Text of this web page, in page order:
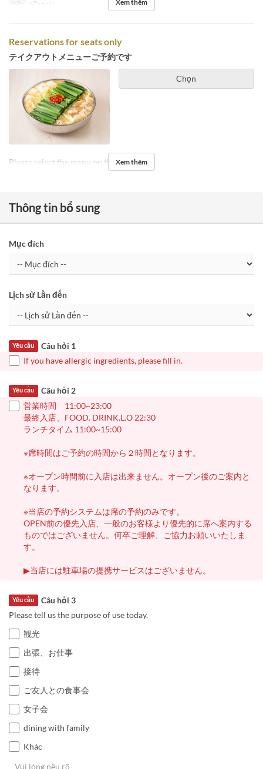
Bữa Bữa trưa Xem thêm
Reservations for seats only
テイクアウトメニューご予約です
Chọn
Please select the menu on the day.Xem thêm
Thông tin bổ sung
Mục đích
Lịch sử Lần đến
Câu hỏi 1
Yêu cầu
If you have allergic ingredients, please fill in.
Câu hỏi 2
Yêu cầu
営業時間 11:00~23:00
最終入店、FOOD. DRINK.L.O 22:30
ランチタイム 11:00~15:00
※席時間はご予約の時間から２時間となります。
※オープン時間前に入店は出来ません。オープン後のご案内と
なります。
※当店の予約システムは席の予約のみです。
OPEN前の優先入店、一般のお客様より優先的に席へ案内する
ものではございません。何卒ご理解、ご協力お願いいたしま
す。
▶当店には駐車場の提携サービスはございません。
Câu hỏi 3
Yêu cầu
Please tell us the purpose of use today.
観光
出張、お仕事
接待
ご友人との食事会
女子会
dining with family
Khác